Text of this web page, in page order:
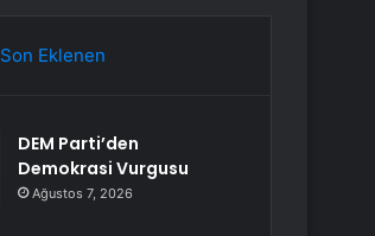
Son Eklenen
DEM Parti’den
Demokrasi Vurgusu
Ağustos 7, 2026